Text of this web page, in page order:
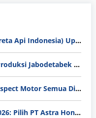
Gaji Karyawan PT KAI (Kereta Api Indonesia) Update 2025
Rata-Rata Gaji Operator Produksi Jabodetabek 2025: Bedah Tuntas UMK, Lemburan, dan Realita Hidup Buruh
Gaji Karyawan Honda Prospect Motor Semua Divisi
Gaji Operator Produksi 2026: Pilih PT Astra Honda Motor (AHM) atau Manufaktur di Jepang?